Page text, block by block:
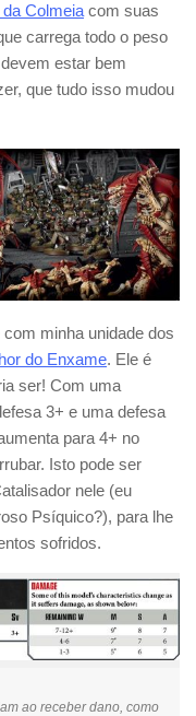
da Colmeia com suas
carrega todo o peso
estar bem
que tudo isso mudou
minha unidade dos
do Enxame. Ele é
ser! Com uma
3+ e uma defesa
para 4+ no
Isto pode ser
nele (eu
Psíquico?), para lhe
sofridos.
ao receber dano, como